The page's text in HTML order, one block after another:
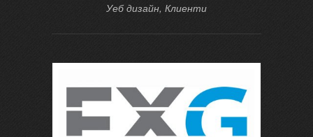
Уеб дизайн, Клиенти